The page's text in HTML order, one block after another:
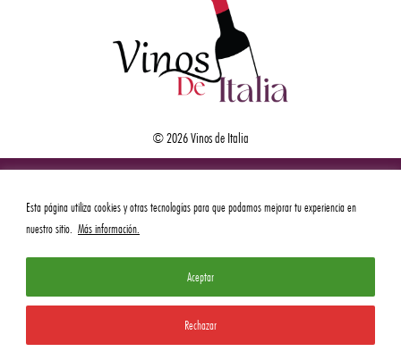
Esta página utiliza cookies y otras tecnologías para que podamos mejorar tu experiencia en
nuestro sitio. Más información.
Rechazar
Aceptar
© 2026 Vinos de Italia